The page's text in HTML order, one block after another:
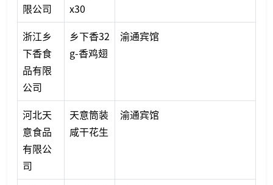
限公司
x30
浙江乡
下香食
品有限
公司
乡下香32
g-香鸡翅
渝通宾馆
河北天
意食品
有限公
司
天意筒装
咸干花生
渝通宾馆